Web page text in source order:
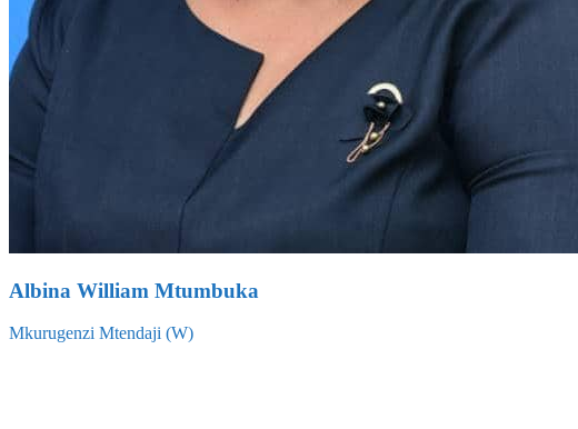
Albina William Mtumbuka
Mkurugenzi Mtendaji (W)